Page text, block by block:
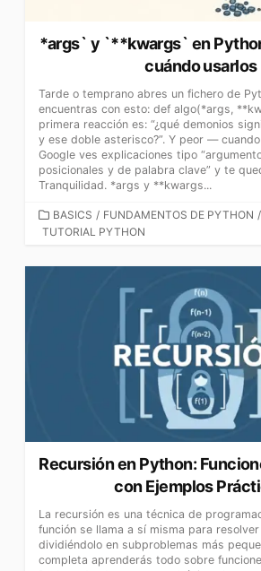
*args` y `**kwargs` en
cuándo usarlos
Tarde o temprano abres un fichero de
encuentras con esto: def algo(*args,
primera reacción es: “¿qué demonios
y ese doble asterisco?”. Y peor —
Google ves explicaciones tipo
posicionales y de palabra clave” y te
Tranquilidad. *args y **kwargs...
CATEGORÍAS
BASICS / FUNDAMENTOS DE PYTHON /
TUTORIAL PYTHON
Recursión en Python:
con Ejemplos
La recursión es una técnica de
función se llama a sí misma para
dividiéndolo en subproblemas más
completa aprenderás todo sobre